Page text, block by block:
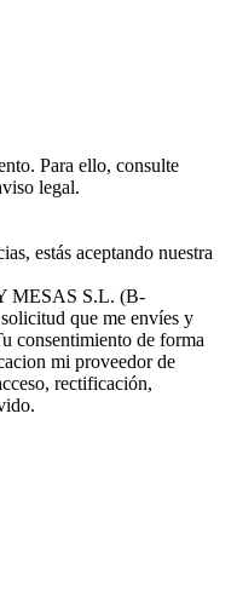
Para ello, consulte
legal.
estás aceptando nuestra
MESAS S.L. (B-
que me envíes y
consentimiento de forma
mi proveedor de
rectificación,